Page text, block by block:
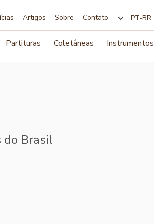
Artigos Sobre Contato
Partituras Coletâneas Instrumentos
do Brasil